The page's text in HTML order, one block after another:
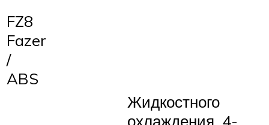
FZ8
Fazer
/
ABS
Жидкостного
охлаждения, 4-